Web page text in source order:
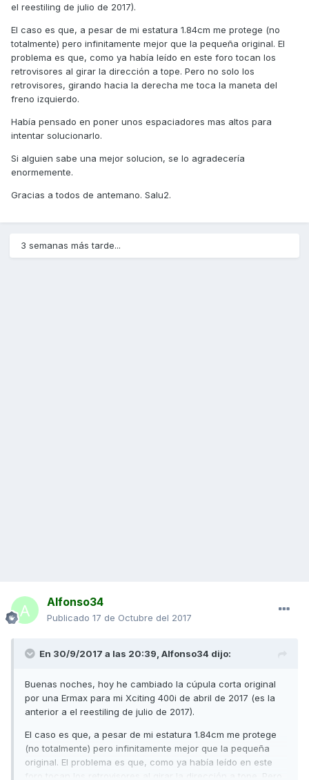
el reestiling de julio de 2017).
El caso es que, a pesar de mi estatura 1.84cm me protege (no
totalmente) pero infinitamente mejor que la pequeña original. El
problema es que, como ya había leído en este foro tocan los
retrovisores al girar la dirección a tope. Pero no solo los
retrovisores, girando hacia la derecha me toca la maneta del
freno izquierdo.
Había pensado en poner unos espaciadores mas altos para
intentar solucionarlo.
Si alguien sabe una mejor solucion, se lo agradecería
enormemente.
Gracias a todos de antemano. Salu2.
3 semanas más tarde...
Alfonso34
Publicado 17 de Octubre del 2017
En 30/9/2017 a las 20:39, Alfonso34 dijo:
Buenas noches, hoy he cambiado la cúpula corta original
por una Ermax para mi Xciting 400i de abril de 2017 (es la
anterior a el reestiling de julio de 2017).
El caso es que, a pesar de mi estatura 1.84cm me protege
(no totalmente) pero infinitamente mejor que la pequeña
original. El problema es que, como ya había leído en este
foro tocan los retrovisores al girar la dirección a tope. Pero